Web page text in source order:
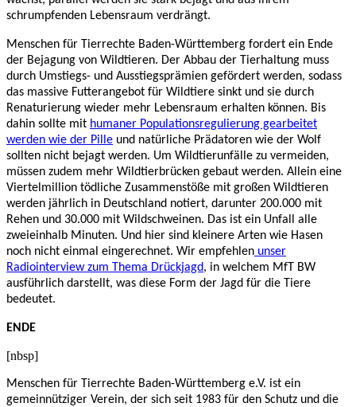
schrumpfenden Lebensraum verdrängt.
Menschen für Tierrechte Baden-Württemberg fordert ein Ende
der Bejagung von Wildtieren. Der Abbau der Tierhaltung muss
durch Umstiegs- und Ausstiegsprämien gefördert werden, sodass
das massive Futterangebot für Wildtiere sinkt und sie durch
Renaturierung wieder mehr Lebensraum erhalten können. Bis
dahin sollte mit humaner Populationsregulierung gearbeitet
werden wie der Pille und natürliche Prädatoren wie der Wolf
sollten nicht bejagt werden. Um Wildtierunfälle zu vermeiden,
müssen zudem mehr Wildtierbrücken gebaut werden. Allein eine
Viertelmillion tödliche Zusammenstöße mit großen Wildtieren
werden jährlich in Deutschland notiert, darunter 200.000 mit
Rehen und 30.000 mit Wildschweinen. Das ist ein Unfall alle
zweieinhalb Minuten. Und hier sind kleinere Arten wie Hasen
noch nicht einmal eingerechnet. Wir empfehlen unser
Radiointerview zum Thema Drückjagd, in welchem MfT BW
ausführlich darstellt, was diese Form der Jagd für die Tiere
bedeutet.
ENDE
[nbsp]
Menschen für Tierrechte Baden-Württemberg e.V. ist ein
gemeinnütziger Verein, der sich seit 1983 für den Schutz und die